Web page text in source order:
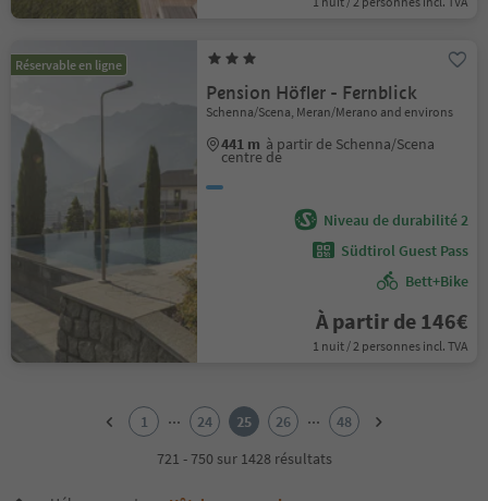
Réservable en ligne
Pension Höfler - Fernblick
Schenna/Scena, Meran/Merano and environs
441 m à partir de Schenna/Scena
centre de
Niveau de durabilité 2
Südtirol Guest Pass
Bett+Bike
À partir de 146€
1 nuit / 2 personnes incl. TVA
1 ... 24 25 26 ...
48
721 - 750 sur 1428 résultats